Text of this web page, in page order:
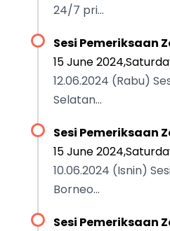
24/7 pri...
Sesi Pemeriksaan
15 June
12.06.2024 (Rabu)
Selatan...
Sesi Pemeriksaan
15 June
10.06.2024 (Isnin)
Borneo...
Sesi Pemeriksaan